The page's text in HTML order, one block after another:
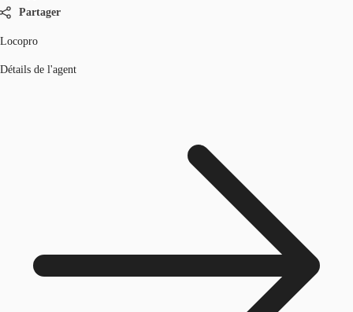
Partager
Locopro
Détails de l'agent